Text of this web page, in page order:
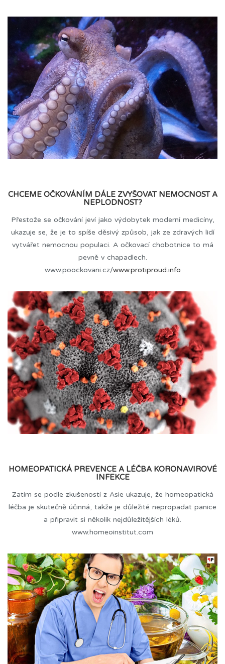
CHCEME OČKOVÁNÍM DÁLE ZVYŠOVAT NEMOCNOST A
NEPLODNOST?
Přestože se očkování jeví jako výdobytek moderní medicíny,
ukazuje se, že je to spíše děsivý způsob, jak ze zdravých lidí
vytvářet nemocnou populaci. A očkovací chobotnice to má
pevně v chapadlech.
www.poockovani.cz/www.protiproud.info
HOMEOPATICKÁ PREVENCE A LÉČBA KORONAVIROVÉ
INFEKCE
Zatím se podle zkušeností z Asie ukazuje, že homeopatická
léčba je skutečně účinná, takže je důležité nepropadat panice
a připravit si několik nejdůležitějších léků.
www.homeoinstitut.com